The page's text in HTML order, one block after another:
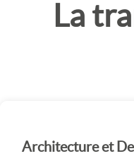
La
Architecture et